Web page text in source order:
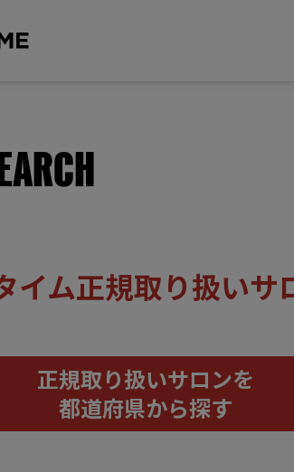
イム正規取り扱いサ
正規取り扱いサロンを
都道府県から探す